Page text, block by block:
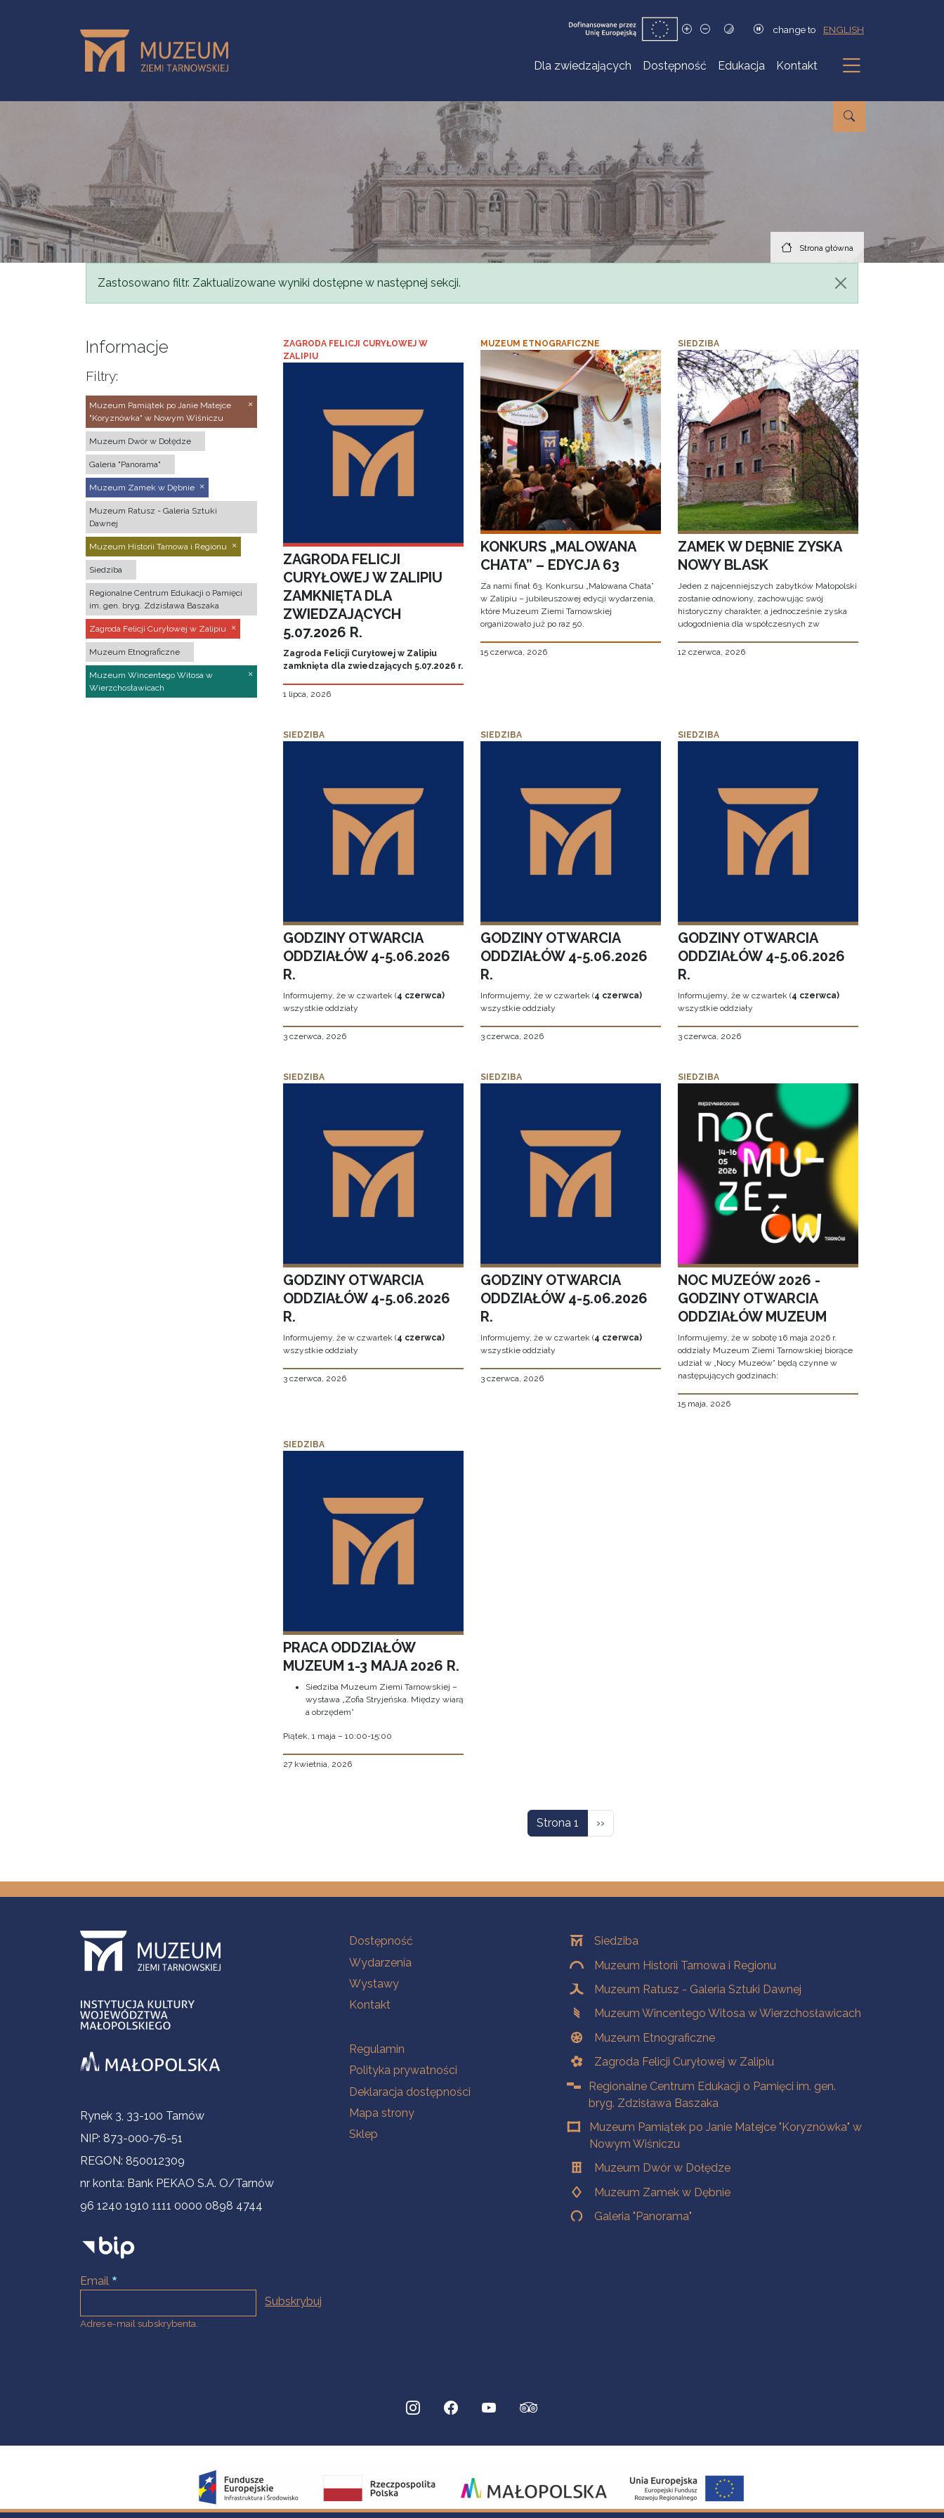
change to ENGLISH
Dla zwiedzających Dostępność Edukacja Kontakt
Podmenu
Strona główna
Komunikat
Zastosowano filtr. Zaktualizowane wyniki dostępne w następnej sekcji.
Informacje
Filtry:
Muzeum Pamiątek po Janie Matejce
"Koryznówka" w Nowym Wiśniczu
Muzeum Dwór w Dołędze
Galeria "Panorama"
Muzeum Zamek w Dębnie
Muzeum Ratusz - Galeria Sztuki
Dawnej
Muzeum Historii Tarnowa i Regionu
Siedziba
Regionalne Centrum Edukacji o Pamięci
im. gen. bryg. Zdzisława Baszaka
Zagroda Felicji Curyłowej w Zalipiu
Muzeum Etnograficzne
Muzeum Wincentego Witosa w
Wierzchosławicach
ZAGRODA FELICJI CURYŁOWEJ W
ZALIPIU
ZAGRODA FELICJI
CURYŁOWEJ W ZALIPIU
ZAMKNIĘTA DLA
ZWIEDZAJĄCYCH
5.07.2026 R.
Zagroda Felicji Curyłowej w Zalipiu
zamknięta dla zwiedzających 5.07.2026 r.
1 lipca, 2026
MUZEUM ETNOGRAFICZNE
KONKURS „MALOWANA
CHATA” – EDYCJA 63
Za nami finał 63. Konkursu „Malowana Chata”
w Zalipiu – jubileuszowej edycji wydarzenia,
które Muzeum Ziemi Tarnowskiej
organizowało już po raz 50.
15 czerwca, 2026
SIEDZIBA
ZAMEK W DĘBNIE ZYSKA
NOWY BLASK
Jeden z najcenniejszych zabytków Małopolski
zostanie odnowiony, zachowując swój
historyczny charakter, a jednocześnie zyska
udogodnienia dla współczesnych zw
12 czerwca, 2026
SIEDZIBA
GODZINY OTWARCIA
ODDZIAŁÓW 4-5.06.2026
R.
Informujemy, że w czwartek (4 czerwca)
wszystkie oddziały
3 czerwca, 2026
SIEDZIBA
GODZINY OTWARCIA
ODDZIAŁÓW 4-5.06.2026
R.
Informujemy, że w czwartek (4 czerwca)
wszystkie oddziały
3 czerwca, 2026
SIEDZIBA
GODZINY OTWARCIA
ODDZIAŁÓW 4-5.06.2026
R.
Informujemy, że w czwartek (4 czerwca)
wszystkie oddziały
3 czerwca, 2026
SIEDZIBA
GODZINY OTWARCIA
ODDZIAŁÓW 4-5.06.2026
R.
Informujemy, że w czwartek (4 czerwca)
wszystkie oddziały
3 czerwca, 2026
SIEDZIBA
GODZINY OTWARCIA
ODDZIAŁÓW 4-5.06.2026
R.
Informujemy, że w czwartek (4 czerwca)
wszystkie oddziały
3 czerwca, 2026
SIEDZIBA
NOC MUZEÓW 2026 -
GODZINY OTWARCIA
ODDZIAŁÓW MUZEUM
Informujemy, że w sobotę 16 maja 2026 r.
oddziały Muzeum Ziemi Tarnowskiej biorące
udział w „Nocy Muzeów” będą czynne w
następujących godzinach:
15 maja, 2026
SIEDZIBA
PRACA ODDZIAŁÓW
MUZEUM 1-3 MAJA 2026 R.
Siedziba Muzeum Ziemi Tarnowskiej –
wystawa „Zofia Stryjeńska. Między wiarą
a obrzędem”
Piątek, 1 maja – 10:00-15:00
27 kwietnia, 2026
Strona 1 Następna strona
››
Informacje kontaktowe
Rynek 3, 33-100 Tarnów
NIP: 873-000-76-51
REGON: 850012309
nr konta: Bank PEKAO S.A. O/Tarnów
96 1240 1910 1111 0000 0898 4744
Email
Adres e-mail subskrybenta.
Na skróty
Dostępność
Wydarzenia
Wystawy
Kontakt
Na skróty
Regulamin
Polityka prywatności
Deklaracja dostępności
Mapa strony
Sklep
OddziałySiedziba
Muzeum Historii Tarnowa i Regionu
Muzeum Ratusz - Galeria Sztuki Dawnej
Muzeum Wincentego Witosa w Wierzchosławicach
Muzeum Etnograficzne
Zagroda Felicji Curyłowej w Zalipiu
Regionalne Centrum Edukacji o Pamięci im. gen.
bryg. Zdzisława Baszaka
Muzeum Pamiątek po Janie Matejce "Koryznówka" w
Nowym Wiśniczu
Muzeum Dwór w Dołędze
Muzeum Zamek w Dębnie
Galeria "Panorama"